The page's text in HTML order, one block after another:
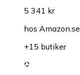
5 341 kr
hos Amazon.se
+15 butiker